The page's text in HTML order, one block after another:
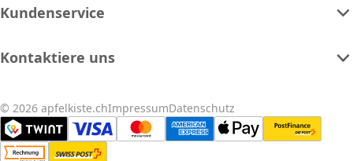
Kundenservice
Kontaktiere uns
© 2026 apfelkiste.chImpressumDatenschutz